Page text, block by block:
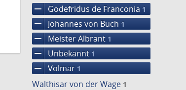
remove Godefridus de Franconia 1
remove Johannes von Buch 1
remove Meister Albrant 1
remove Unbekannt 1
remove Volmar 1
Walthisar von der Wage 1